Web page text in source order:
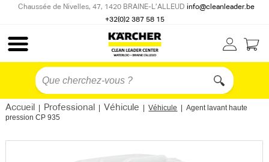
Chaussée de Nivelles, 47, 1420 BRAINE-L’ALLEUD info@cleanleader.be
+32(0)2 387 58 15
Accueil | Professional |Véhicule |Véhicule |Agent lavant haute
pression CP 935